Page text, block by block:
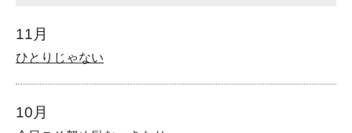
11月
ひとりじゃない
10月